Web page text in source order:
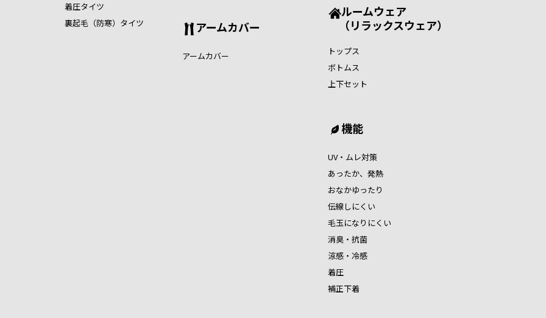
着圧タイツ
裏起毛（防寒）タイツ
アームカバー
アームカバー
ルームウェア
（リラックスウェア）
トップス
ボトムス
上下セット
機能
UV・ムレ対策
あったか、発熱
おなかゆったり
伝線しにくい
毛玉になりにくい
消臭・抗菌
涼感・冷感
着圧
補正下着